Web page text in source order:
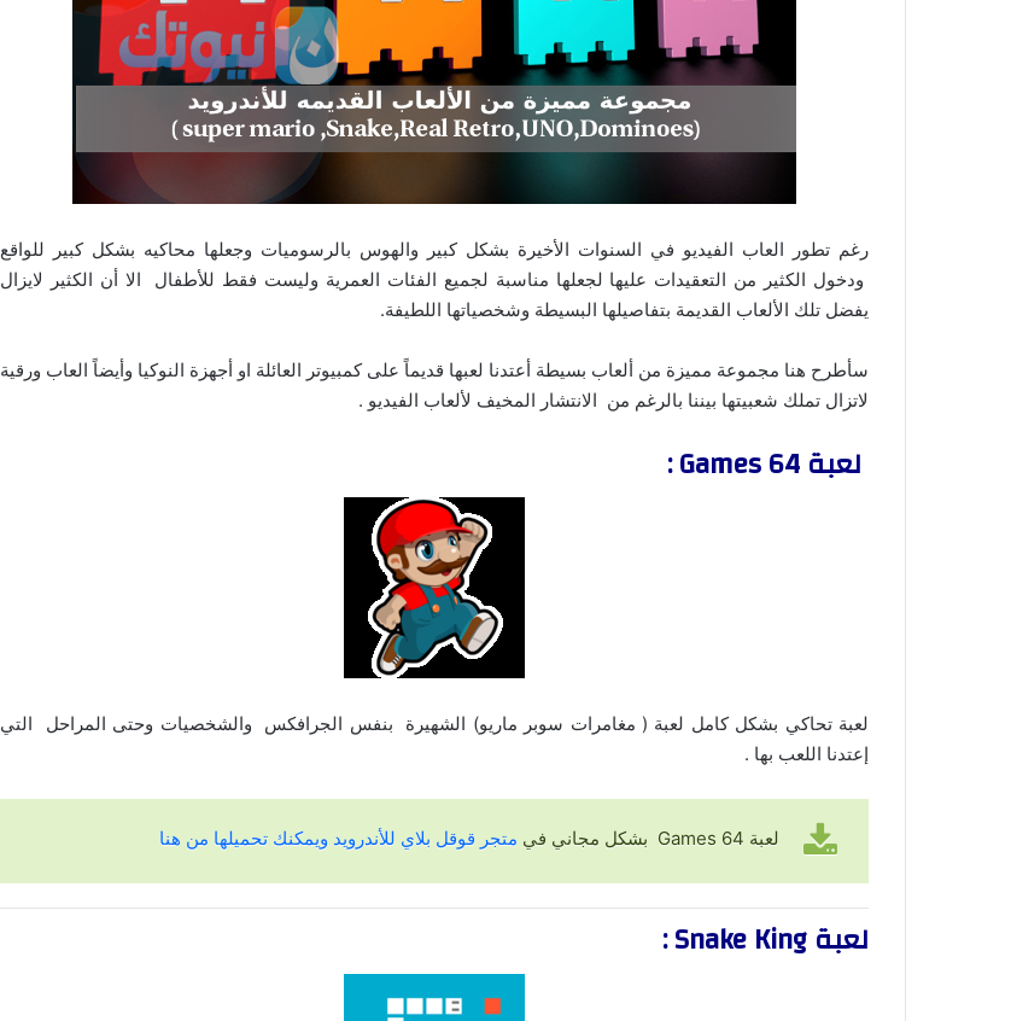
رغم تطور العاب الفيديو في السنوات الأخيرة بشكل كبير والهوس بالرسوميات وجعلها محاكيه بشكل كبير للواقع
ودخول الكثير من التعقيدات عليها لجعلها مناسبة لجميع الفئات العمرية وليست فقط للأطفال الا أن الكثير لايزال
يفضل تلك الألعاب القديمة بتفاصيلها البسيطة وشخصياتها اللطيفة.
سأطرح هنا مجموعة مميزة من ألعاب بسيطة أعتدنا لعبها قديماً على كمبيوتر العائلة او أجهزة النوكيا وأيضاً العاب ورقية
لاتزال تملك شعبيتها بيننا بالرغم من الانتشار المخيف ﻷلعاب الفيديو .
لعبة 64 Games :
لعبة تحاكي بشكل كامل لعبة ( مغامرات سوبر ماريو) الشهيرة بنفس الجرافكس والشخصيات وحتى المراحل التي
إعتدنا اللعب بها .
لعبة 64 Games بشكل مجاني في متجر قوقل بلاي للأندرويد ويمكنك تحميلها من هنا
لعبة Snake King :